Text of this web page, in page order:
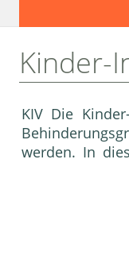
Kinder-
KIV Die Kinder-
werden. In